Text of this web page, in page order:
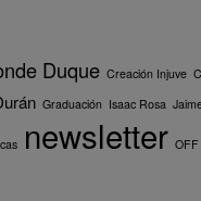
Duque Creación Injuve
Graduación Isaac Rosa
newsletter